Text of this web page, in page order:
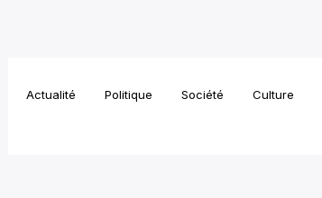
Actualité Politique Société Culture